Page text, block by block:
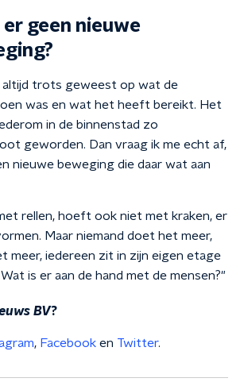
geen nieuwe
altijd trots geweest op wat de
was en wat het heeft bereikt. Het
in de binnenstad zo
geworden. Dan vraag ik me echt af,
nieuwe beweging die daar wat aan
rellen, hoeft ook niet met kraken, er
Maar niemand doet het meer,
meer, iedereen zit in zijn eigen etage
is er aan de hand met de mensen?"
BV?
, Facebook en Twitter.